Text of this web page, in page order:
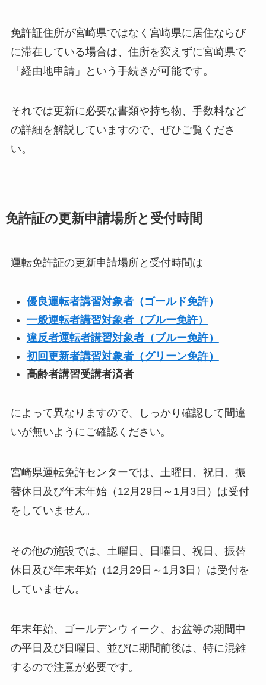
免許証住所が宮崎県ではなく宮崎県に居住ならび
に滞在している場合は、住所を変えずに宮崎県で
「経由地申請」という手続きが可能です。
それでは更新に必要な書類や持ち物、手数料など
の詳細を解説していますので、ぜひご覧くださ
い。
免許証の更新申請場所と受付時間
運転免許証の更新申請場所と受付時間は
優良運転者講習対象者（ゴールド免許）
一般運転者講習対象者（ブルー免許）
違反者運転者講習対象者（ブルー免許）
初回更新者講習対象者（グリーン免許）
高齢者講習受講者済者
によって異なりますので、しっかり確認して間違
いが無いようにご確認ください。
宮崎県運転免許センターでは、土曜日、祝日、振
替休日及び年末年始（12月29日～1月3日）は受付
をしていません。
その他の施設では、土曜日、日曜日、祝日、振替
休日及び年末年始（12月29日～1月3日）は受付を
していません。
年末年始、ゴールデンウィーク、お盆等の期間中
の平日及び日曜日、並びに期間前後は、特に混雑
するので注意が必要です。